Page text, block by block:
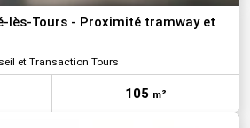
lès-Tours - Proximité tramway et
et Transaction Tours
105 m²